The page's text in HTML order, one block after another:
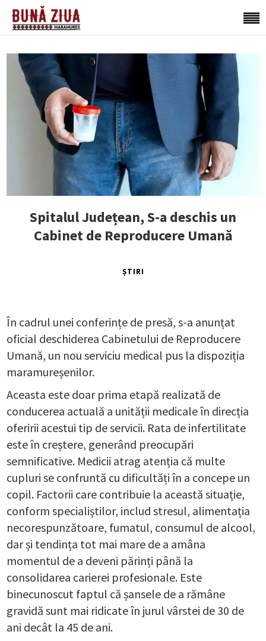
Spitalul Județean, S-a deschis un
Cabinet de Reproducere Umană
ȘTIRI
În cadrul unei conferințe de presă, s-a anunțat
oficial deschiderea Cabinetului de Reproducere
Umană, un nou serviciu medical pus la dispoziția
maramureșenilor.
Aceasta este doar prima etapă realizată de
conducerea actuală a unității medicale în direcția
oferirii acestui tip de servicii. Rata de infertilitate
este în creștere, generând preocupări
semnificative. Medicii atrag atenția că multe
cupluri se confruntă cu dificultăți în a concepe un
copil. Factorii care contribuie la această situație,
conform specialiștilor, includ stresul, alimentația
necorespunzătoare, fumatul, consumul de alcool,
dar și tendința tot mai mare de a amâna
momentul de a deveni părinți până la
consolidarea carierei profesionale. Este
binecunoscut faptul că șansele de a rămâne
gravidă sunt mai ridicate în jurul vârstei de 30 de
ani decât la 45 de ani.